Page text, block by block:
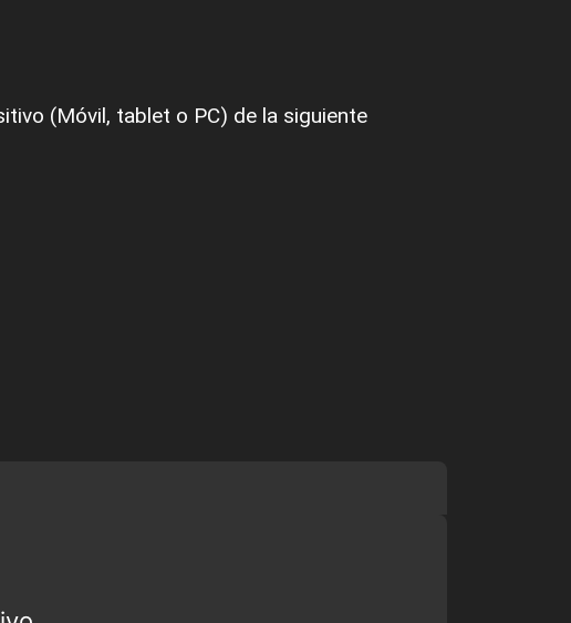
(Móvil, tablet o PC) de la siguiente